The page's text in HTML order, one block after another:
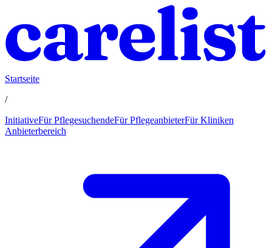
Startseite
/
InitiativeFür PflegesuchendeFür PflegeanbieterFür Kliniken
Anbieterbereich